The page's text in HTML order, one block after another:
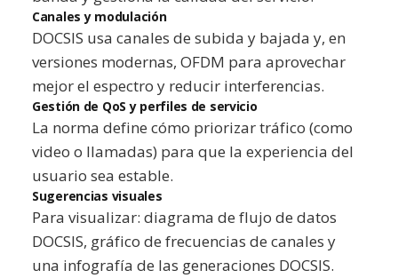
Canales y modulación
DOCSIS usa canales de subida y bajada y, en
versiones modernas, OFDM para aprovechar
mejor el espectro y reducir interferencias.
Gestión de QoS y perfiles de servicio
La norma define cómo priorizar tráfico (como
video o llamadas) para que la experiencia del
usuario sea estable.
Sugerencias visuales
Para visualizar: diagrama de flujo de datos
DOCSIS, gráfico de frecuencias de canales y
una infografía de las generaciones DOCSIS.